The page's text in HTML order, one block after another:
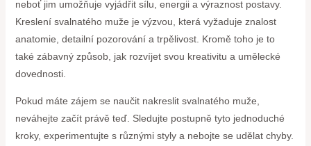
neboť jim umožňuje vyjádřit sílu, energii a výraznost postavy.
Kreslení svalnatého muže je výzvou, která vyžaduje znalost
anatomie, detailní pozorování a trpělivost. Kromě toho je to
také zábavný způsob, jak rozvíjet svou kreativitu a umělecké
dovednosti.
Pokud máte zájem se naučit nakreslit svalnatého muže,
neváhejte začít právě teď. Sledujte postupně tyto jednoduché
kroky, experimentujte s různými styly a nebojte se udělat chyby.